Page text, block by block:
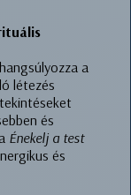
a
létezés
és
Énekelj a test
és